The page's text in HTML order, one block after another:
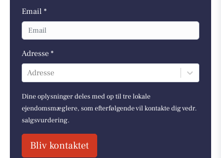
Email *
Adresse *
Adresse
Dine oplysninger deles med op til tre lokale
ejendomsmæglere, som efterfølgende vil kontakte dig vedr.
salgsvurdering.
Bliv kontaktet